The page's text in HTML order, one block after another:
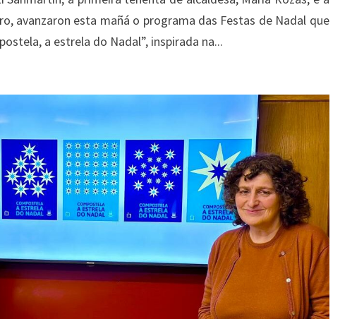
avanzaron esta mañá o programa das Festas de Nadal que
a estrela do Nadal”, inspirada na...